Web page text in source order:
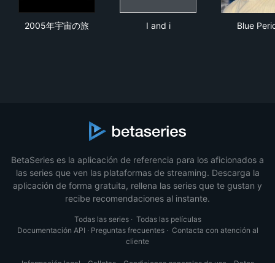
2005年宇宙の旅 I and i Blue
BetaSeries es la aplicación de referencia para los aficionados a
las series que ven las plataformas de streaming. Descarga la
aplicación de forma gratuita, rellena las series que te gustan y
recibe recomendaciones al instante.
Todas las series· Todas las películas
Documentación API · Preguntas frecuentes· Contacta con atención al
cliente